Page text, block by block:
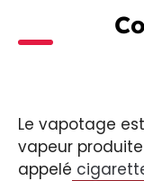
Le vapotage
vapeur
appelé